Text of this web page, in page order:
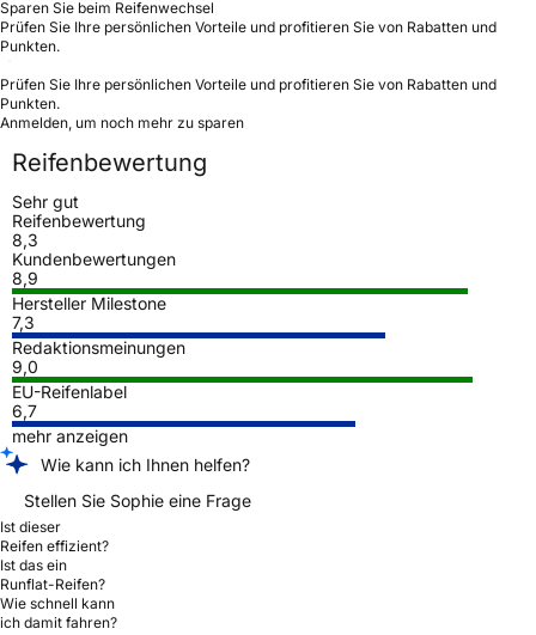
Sparen Sie beim Reifenwechsel
Prüfen Sie Ihre persönlichen Vorteile und profitieren Sie von Rabatten und
Punkten.
Prüfen Sie Ihre persönlichen Vorteile und profitieren Sie von Rabatten und
Punkten.
Anmelden, um noch mehr zu sparen
Reifenbewertung
Sehr gut
Reifenbewertung
8,3
Kundenbewertungen
8,9
Hersteller Milestone
7,3
Redaktionsmeinungen
9,0
EU-Reifenlabel
6,7
mehr anzeigen
Wie kann ich Ihnen helfen?
Stellen Sie Sophie eine Frage
Ist dieser
Reifen effizient?
Ist das ein
Runflat-Reifen?
Wie schnell kann
ich damit fahren?